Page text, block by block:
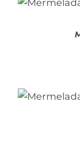
CARRITO